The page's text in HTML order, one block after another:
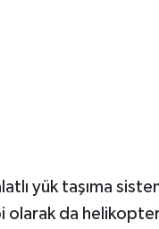
yük taşıma
olarak da